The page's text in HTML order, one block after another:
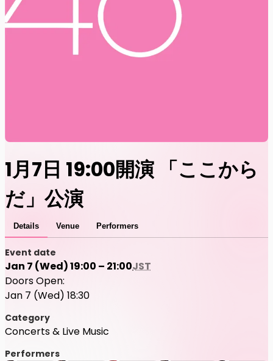
1月7日 19:00開演 「ここから
だ」公演
Details Venue Performers
Event date
Jan 7 (Wed) 19:00 – 21:00JST
Doors Open:
Jan 7 (Wed) 18:30
Category
Concerts & Live Music
Performers